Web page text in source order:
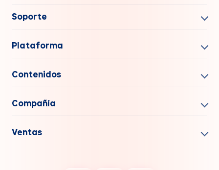
Soporte
Plataforma
Contenidos
Compañía
Ventas